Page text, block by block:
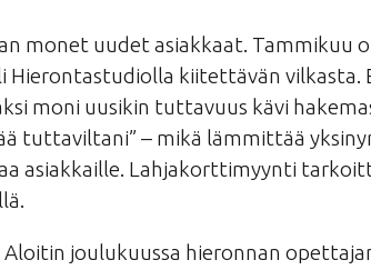
monet uudet asiakkaat. Tammikuu
Hierontastudiolla kiitettävän vilkasta.
moni uusikin tuttavuus kävi
tuttaviltani” – mikä lämmittää
asiakkaille. Lahjakorttimyynti
joulukuussa hieronnan